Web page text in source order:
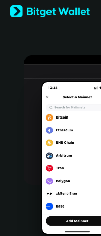
English
日本語
Türkçe
Português (Portugal)
Bahasa Indonesia
Português (Brasil)
Español (Argentina)